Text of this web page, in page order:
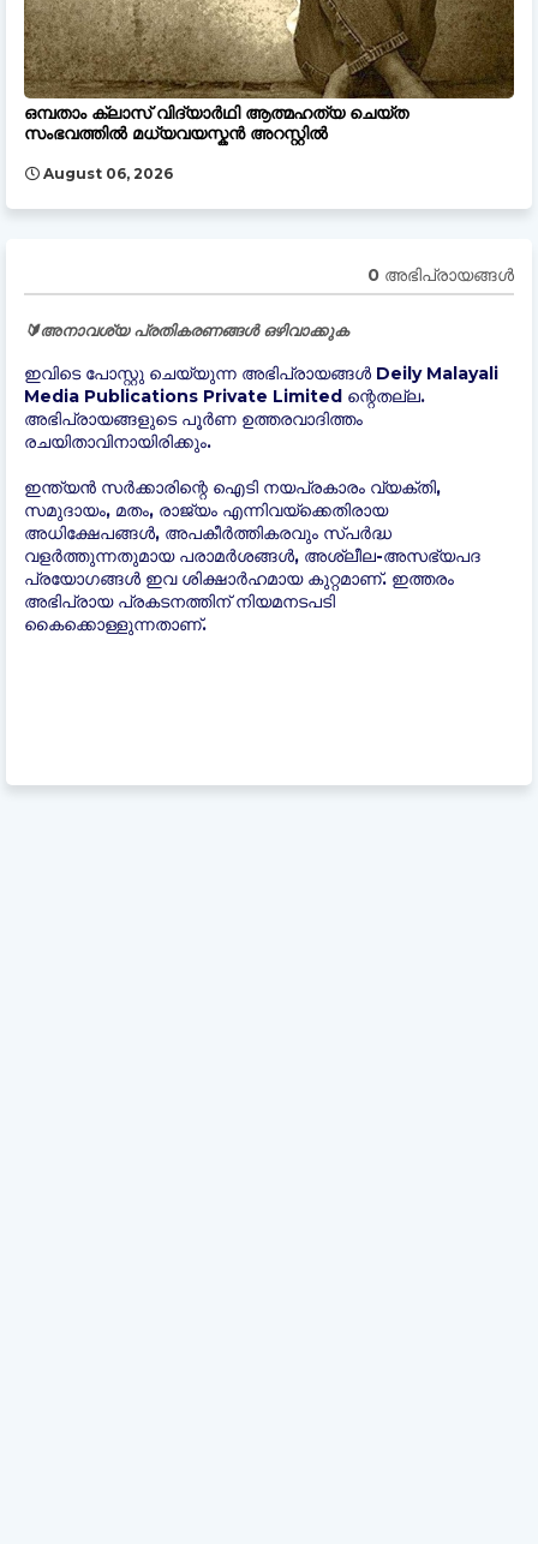
ഒമ്പതാം ക്ലാസ് വിദ്യാർഥി ആത്മഹത്യ ചെയ്ത
സംഭവത്തിൽ മധ്യവയസ്കൻ അറസ്റ്റിൽ
August 06, 2026
0 അഭിപ്രായങ്ങള്‍
🔰അനാവശ്യ പ്രതികരണങ്ങൾ ഒഴിവാക്കുക
ഇവിടെ പോസ്റ്റു ചെയ്യുന്ന അഭിപ്രായങ്ങൾ Deily Malayali
Media Publications Private Limited ന്റെതല്ല.
അഭിപ്രായങ്ങളുടെ പൂർണ ഉത്തരവാദിത്തം
രചയിതാവിനായിരിക്കും.
ഇന്ത്യന്‍ സർക്കാരിന്റെ ഐടി നയപ്രകാരം വ്യക്തി,
സമുദായം, മതം, രാജ്യം എന്നിവയ്ക്കെതിരായ
അധിക്ഷേപങ്ങൾ, അപകീർത്തികരവും സ്പർദ്ധ
വളർത്തുന്നതുമായ പരാമർശങ്ങൾ, അശ്ലീല-അസഭ്യപദ
പ്രയോഗങ്ങൾ ഇവ ശിക്ഷാർഹമായ കുറ്റമാണ്. ഇത്തരം
അഭിപ്രായ പ്രകടനത്തിന് നിയമനടപടി
കൈക്കൊള്ളുന്നതാണ്.